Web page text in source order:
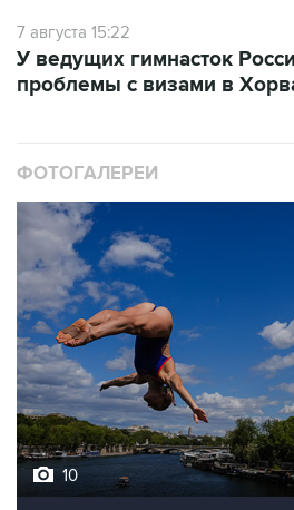
проблемы с визами в
10
Лучшие фото недели